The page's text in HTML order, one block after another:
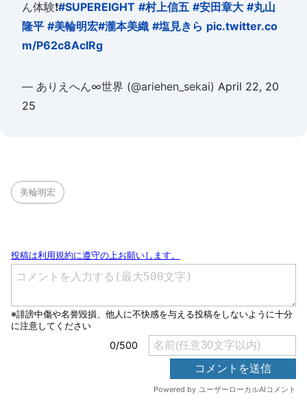
ん体験❗️#SUPEREIGHT #村上信五 #安田章大 #丸山
隆平 #美輪明宏#瀧本美織 #塩見きら pic.twitter.co
m/P62c8AcIRg
— ありえへん∞世界 (@ariehen_sekai) April 22, 20
25
美輪明宏